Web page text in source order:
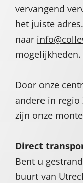
vervangend
het juiste
naar
mogelijkheden.
Door onze
andere in
zijn onze
Direct
Bent u
buurt van